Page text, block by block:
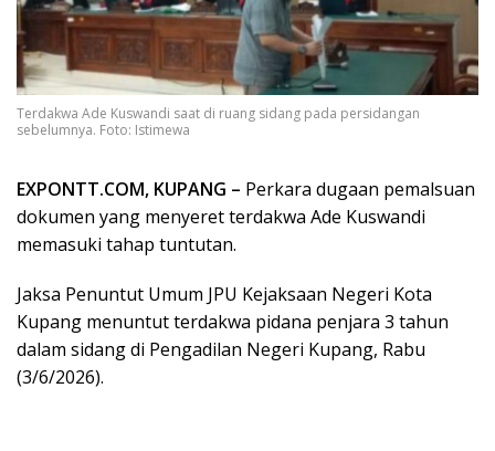
Terdakwa Ade Kuswandi saat di ruang sidang pada persidangan
sebelumnya. Foto: Istimewa
EXPONTT.COM, KUPANG – Perkara dugaan pemalsuan
dokumen yang menyeret terdakwa Ade Kuswandi
memasuki tahap tuntutan.
Jaksa Penuntut Umum JPU Kejaksaan Negeri Kota
Kupang menuntut terdakwa pidana penjara 3 tahun
dalam sidang di Pengadilan Negeri Kupang, Rabu
(3/6/2026).